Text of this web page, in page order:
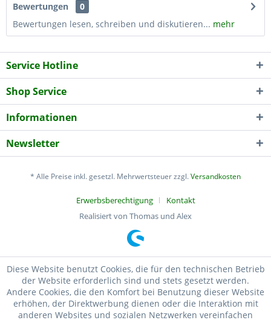
Bewertungen
0
Bewertungen lesen, schreiben und diskutieren... mehr
Service Hotline
Shop Service
Informationen
Newsletter
* Alle Preise inkl. gesetzl. Mehrwertsteuer zzgl.Versandkosten
Erwerbsberechtigung
Kontakt
Realisiert von Thomas und Alex
Diese Website benutzt Cookies, die für den technischen Betrieb
der Website erforderlich sind und stets gesetzt werden.
Andere Cookies, die den Komfort bei Benutzung dieser Website
erhöhen, der Direktwerbung dienen oder die Interaktion mit
anderen Websites und sozialen Netzwerken vereinfachen